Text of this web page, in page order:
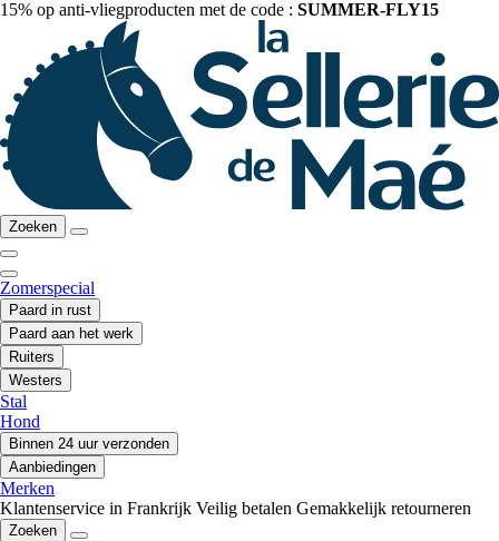
15% op anti-vliegproducten met de code : SUMMER-FLY15
Zoeken
Zomerspecial
Paard in rust
Paard aan het werk
Ruiters
Westers
Stal
Hond
Binnen 24 uur verzonden
Aanbiedingen
Merken
Klantenservice in Frankrijk Veilig betalen Gemakkelijk retourneren
Zoeken